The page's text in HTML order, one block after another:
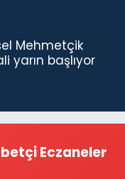
Mehmetçik
yarın başlıyor
Eczaneler